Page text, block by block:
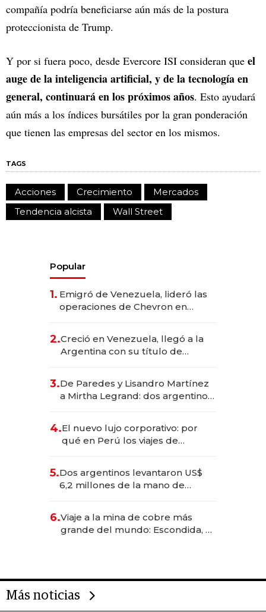
compañía podría beneficiarse aún más de la postura
proteccionista de Trump.
Y por si fuera poco, desde Evercore ISI consideran que el
auge de la inteligencia artificial, y de la tecnología en
general, continuará en los próximos años. Esto ayudará
aún más a los índices bursátiles por la gran ponderación
que tienen las empresas del sector en los mismos.
TAGS
Acciones Crecimiento
Mercados
Tendencia alcista
Wall Street
Popular
1. Emigró de Venezuela, lideró las
operaciones de Chevron en
2.Creció en Venezuela, llegó a la
Argentina con su título de
las marcas "fast premium"
3.De Paredes y Lisandro Martínez
a Mirtha Legrand: dos argentinos
4.El nuevo lujo corporativo: por
qué en Perú los viajes de
transformadoras
5.Dos argentinos levantaron US$
6,2 millones de la mano de
6.Viaje a la mina de cobre más
grande del mundo: Escondida, el
Más noticias